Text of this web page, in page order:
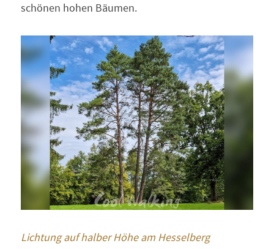
schönen hohen Bäumen.
Lichtung auf halber Höhe am Hesselberg